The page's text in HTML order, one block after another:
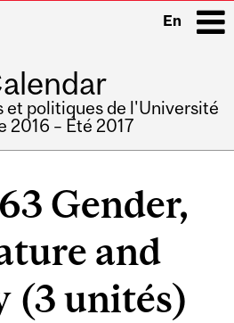
En
et politiques de l'Université
2016 – Été 2017
Gender,
and
(3 unités)